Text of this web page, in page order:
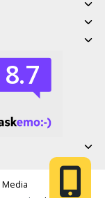
Media